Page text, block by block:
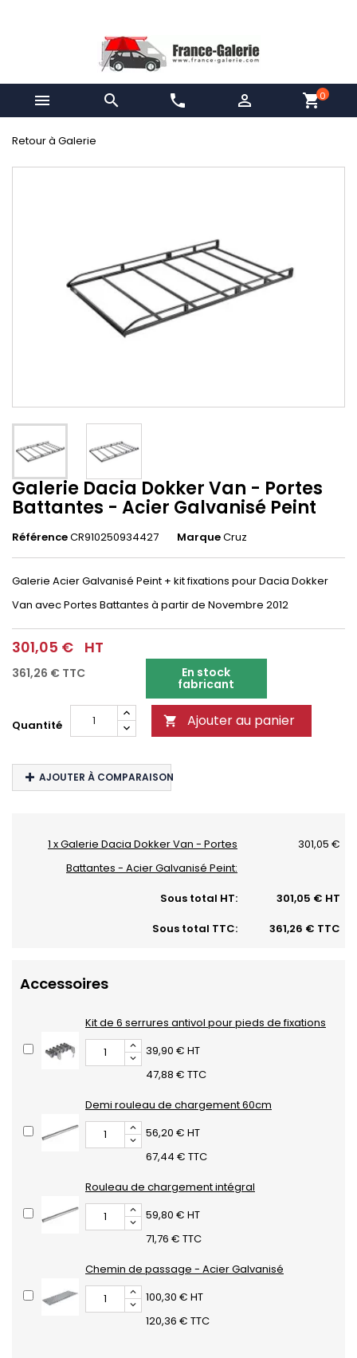
  phone  shopping_cart0
Retour à Galerie
Galerie Dacia Dokker Van - Portes
Battantes - Acier Galvanisé Peint
RéférenceCR910250934427 MarqueCruz
Galerie Acier Galvanisé Peint + kit fixations pour Dacia Dokker
Van avec Portes Battantes à partir de Novembre 2012
301,05 € HT
361,26 € TTC En stock
fabricant
Quantité  Ajouter au panier
AJOUTER À COMPARAISON
1 x Galerie Dacia Dokker Van - Portes
Battantes - Acier Galvanisé Peint:
301,05 €
Sous total HT:
301,05 € HT
Sous total TTC:
361,26 € TTC
Accessoires
Kit de 6 serrures antivol pour pieds de fixations
39,90 € HT
47,88 € TTC
Demi rouleau de chargement 60cm
56,20 € HT
67,44 € TTC
Rouleau de chargement intégral
59,80 € HT
71,76 € TTC
Chemin de passage - Acier Galvanisé
100,30 € HT
120,36 € TTC